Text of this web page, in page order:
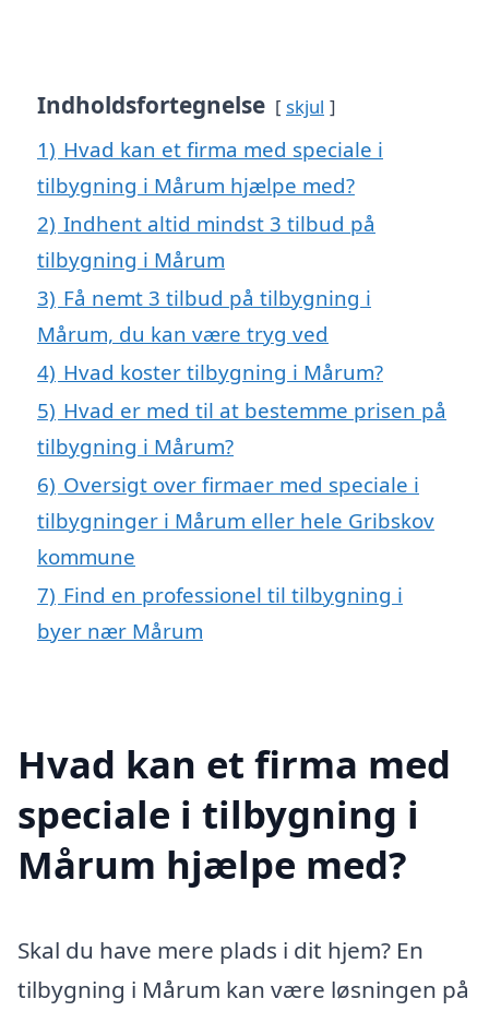
Indholdsfortegnelse skjul
1) Hvad kan et firma med speciale i
tilbygning i Mårum hjælpe med?
2) Indhent altid mindst 3 tilbud på
tilbygning i Mårum
3) Få nemt 3 tilbud på tilbygning i
Mårum, du kan være tryg ved
4) Hvad koster tilbygning i Mårum?
5) Hvad er med til at bestemme prisen på
tilbygning i Mårum?
6) Oversigt over firmaer med speciale i
tilbygninger i Mårum eller hele Gribskov
kommune
7) Find en professionel til tilbygning i
byer nær Mårum
Hvad kan et firma med
speciale i tilbygning i
Mårum hjælpe med?
Skal du have mere plads i dit hjem? En
tilbygning i Mårum kan være løsningen på